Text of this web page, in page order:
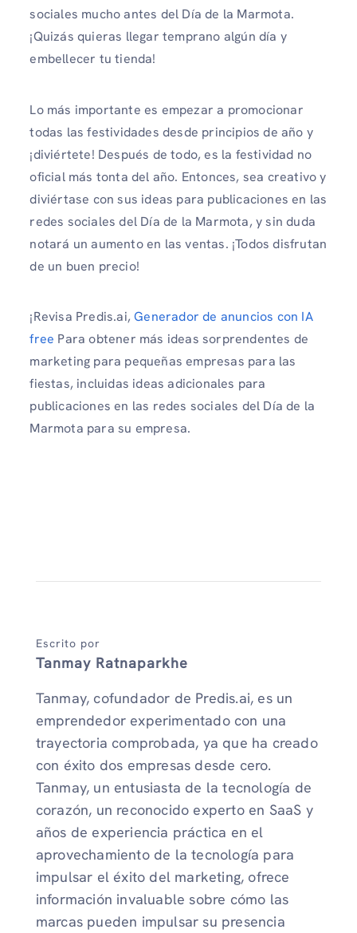
sociales mucho antes del Día de la Marmota.
¡Quizás quieras llegar temprano algún día y
embellecer tu tienda!
Lo más importante es empezar a promocionar
todas las festividades desde principios de año y
¡diviértete! Después de todo, es la festividad no
oficial más tonta del año. Entonces, sea creativo y
diviértase con sus ideas para publicaciones en las
redes sociales del Día de la Marmota, y sin duda
notará un aumento en las ventas. ¡Todos disfrutan
de un buen precio!
¡Revisa Predis.ai,Generador de anuncios con IA
free Para obtener más ideas sorprendentes de
marketing para pequeñas empresas para las
fiestas, incluidas ideas adicionales para
publicaciones en las redes sociales del Día de la
Marmota para su empresa.
Escrito por
Tanmay Ratnaparkhe
Tanmay, cofundador de Predis.ai, es un
emprendedor experimentado con una
trayectoria comprobada, ya que ha creado
con éxito dos empresas desde cero.
Tanmay, un entusiasta de la tecnología de
corazón, un reconocido experto en SaaS y
años de experiencia práctica en el
aprovechamiento de la tecnología para
impulsar el éxito del marketing, ofrece
información invaluable sobre cómo las
marcas pueden impulsar su presencia